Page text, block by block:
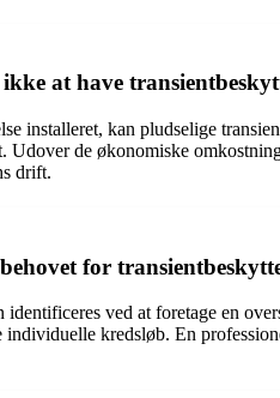
at have
installeret, kan pludselige
de økonomiske
drift.
for
identificeres ved at foretage en
individuelle kredsløb. En